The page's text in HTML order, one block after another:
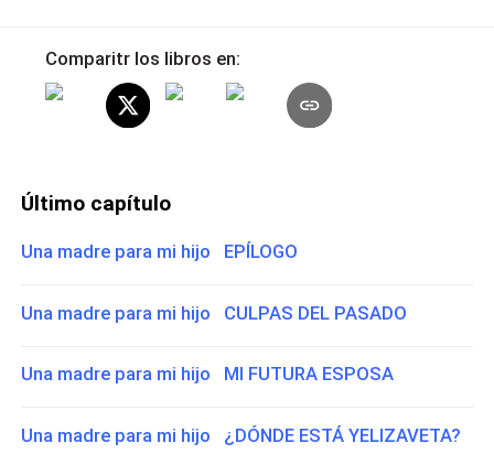
Comparitr los libros en:
Último capítulo
Una madre para mi hijo EPÍLOGO
Una madre para mi hijo CULPAS DEL PASADO
Una madre para mi hijo MI FUTURA ESPOSA
Una madre para mi hijo ¿DÓNDE ESTÁ YELIZAVETA?